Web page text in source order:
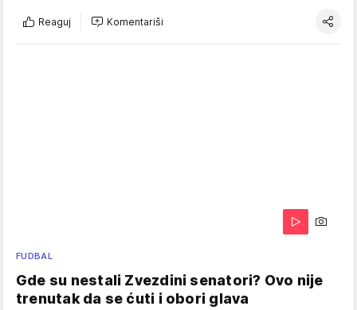
Reaguj Komentariši
FUDBAL
Gde su nestali Zvezdini senatori? Ovo nije
trenutak da se ćuti i obori glava